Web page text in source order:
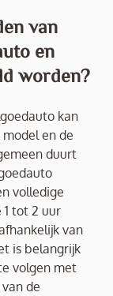
van
en
worden?
kan
en de
duurt
volledige
1 tot 2 uur
van
is belangrijk
volgen met
de